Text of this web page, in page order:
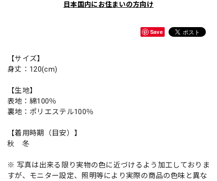
日本国内にお住まいの方向け
Save
【サイズ】
身丈：120(cm)
【生地】
表地：綿100％
裏地：ポリエステル100％
【着用時期（目安）】
秋 冬
※ 写真は出来る限り実物の色に近づけるよう加工しておりま
すが、モニター設定、照明等により実際の商品の色味と異な